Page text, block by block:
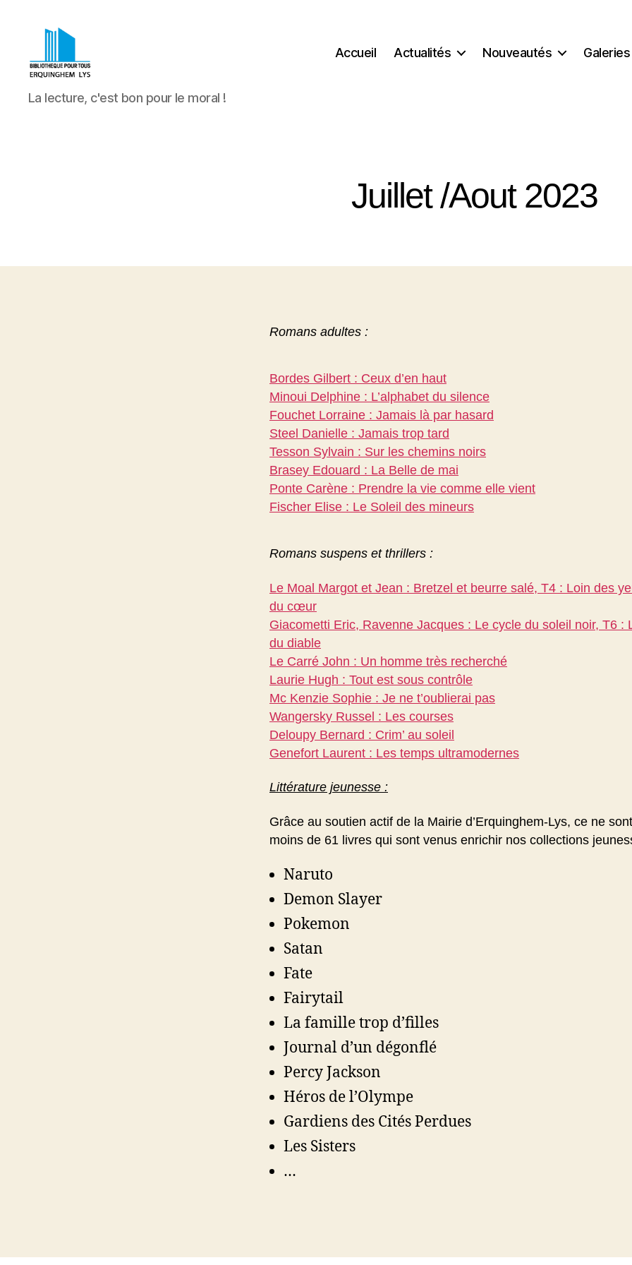
Bibliothèque
Pour
La lecture, c'est bon pour le moral !
Accueil Actualités Nouveautés
Juillet /Aout 2023
Romans adultes :
Bordes Gilbert : Ceux d’en haut
Minoui Delphine : L’alphabet du silence
Fouchet Lorraine : Jamais là par hasard
Steel Danielle : Jamais trop tard
Tesson Sylvain : Sur les chemins noirs
Brasey Edouard : La Belle de mai
Ponte Carène : Prendre la vie comme elle vient
Fischer Elise : Le Soleil des mineurs
Romans suspens et thrillers :
Le Moal Margot et Jean : Bretzel et beurre salé, T4 : Loin des
du cœur
Giacometti Eric, Ravenne Jacques : Le cycle du soleil noir, T6 :
du diable
Le Carré John : Un homme très recherché
Laurie Hugh : Tout est sous contrôle
Mc Kenzie Sophie : Je ne t’oublierai pas
Wangersky Russel : Les courses
Deloupy Bernard : Crim’ au soleil
Genefort Laurent : Les temps ultramodernes
Littérature jeunesse :
Grâce au soutien actif de la Mairie d’Erquinghem-Lys, ce ne
moins de 61 livres qui sont venus enrichir nos collections
Naruto
Demon Slayer
Pokemon
Satan
Fate
Fairytail
La famille trop d’filles
Journal d’un dégonflé
Percy Jackson
Héros de l’Olympe
Gardiens des Cités Perdues
Les Sisters
…